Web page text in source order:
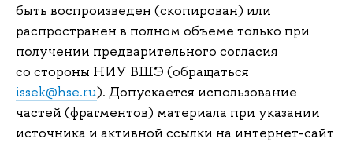
быть воспроизведен (скопирован) или
распространен в полном объеме только при
получении предварительного согласия
со стороны НИУ ВШЭ (обращаться
issek@hse.ru). Допускается использование
частей (фрагментов) материала при указании
источника и активной ссылки на интернет-сайт